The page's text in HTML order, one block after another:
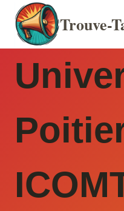
Aller
contenu
Trouve-